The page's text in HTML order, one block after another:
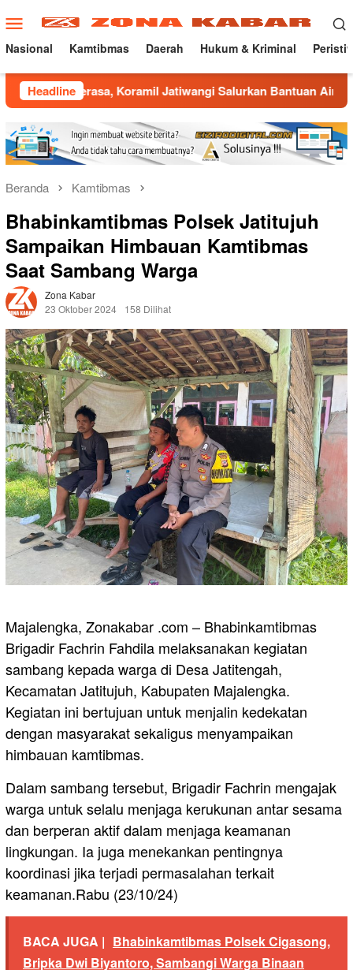
ke
konten
Menu
Mobile
Nasional Kamtibmas Daerah Hukum & Kriminal
Headline
Koramil Jatiwangi Salurkan Bantuan Air Bersih untuk
Beranda Kamtibmas
Bhabinkamtibmas Polsek Jatitujuh
Sampaikan Himbauan Kamtibmas
Saat Sambang Warga
Zona Kabar
23 Oktober 2024
158 Dilihat
Majalengka, Zonakabar .com – Bhabinkamtibmas
Brigadir Fachrin Fahdila melaksanakan kegiatan
sambang kepada warga di Desa Jatitengah,
Kecamatan Jatitujuh, Kabupaten Majalengka.
Kegiatan ini bertujuan untuk menjalin kedekatan
dengan masyarakat sekaligus menyampaikan
himbauan kamtibmas.
Dalam sambang tersebut, Brigadir Fachrin mengajak
warga untuk selalu menjaga kerukunan antar sesama
dan berperan aktif dalam menjaga keamanan
lingkungan. Ia juga menekankan pentingnya
koordinasi jika terjadi permasalahan terkait
keamanan.Rabu (23/10/24)
BACA JUGA | Bhabinkamtibmas Polsek Cigasong,
Bripka Dwi Biyantoro, Sambangi Warga Binaan